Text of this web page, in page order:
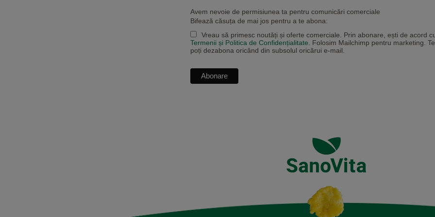
Avem nevoie de permisiunea ta pentru comunicări comerciale
Bifează căsuța de mai jos pentru a te abona:
Vreau să primesc noutăți și oferte comerciale. Prin abonare, ești de acord
Termenii și Politica de Confidențialitate . Folosim Mailchimp pentru marketing. Te
poți dezabona oricând din subsolul oricărui e-mail.